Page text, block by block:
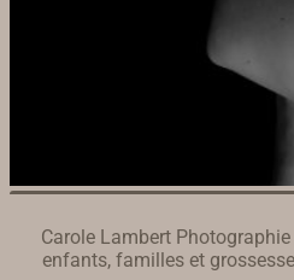
Carole Lambert
enfants, familles et